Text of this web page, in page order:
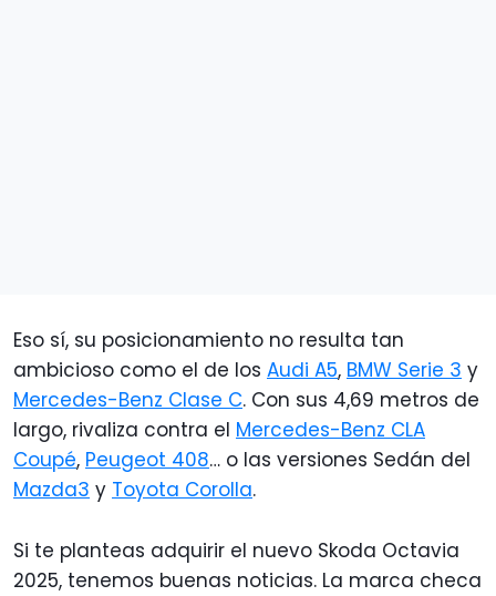
Eso sí, su posicionamiento no resulta tan
ambicioso como el de los Audi A5, BMW Serie 3 y
Mercedes-Benz Clase C. Con sus 4,69 metros de
largo, rivaliza contra el Mercedes-Benz CLA
Coupé, Peugeot 408… o las versiones Sedán del
Mazda3 y Toyota Corolla.
Si te planteas adquirir el nuevo Skoda Octavia
2025, tenemos buenas noticias. La marca checa